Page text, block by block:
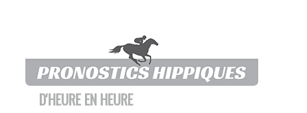
D'HEURE EN HEURE